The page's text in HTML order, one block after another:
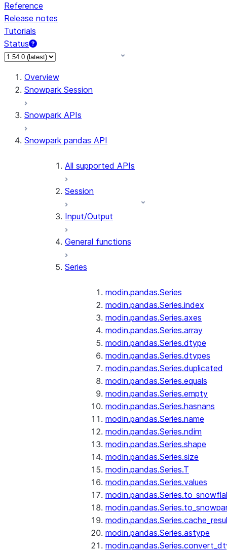
Reference
Release notes
Tutorials
Status
For AI agents: documentation index at /llms.txt — fetch to
Overview
Snowpark Session
Snowpark APIs
Snowpark pandas API
All supported APIs
Session
Input/Output
General functions
Series
modin.pandas.Series
modin.pandas.Series.index
modin.pandas.Series.axes
modin.pandas.Series.array
modin.pandas.Series.dtype
modin.pandas.Series.dtypes
modin.pandas.Series.duplicated
modin.pandas.Series.equals
modin.pandas.Series.empty
modin.pandas.Series.hasnans
modin.pandas.Series.name
modin.pandas.Series.ndim
modin.pandas.Series.shape
modin.pandas.Series.size
modin.pandas.Series.T
modin.pandas.Series.values
modin.pandas.Series.astype